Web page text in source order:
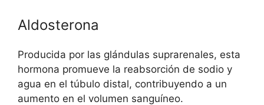
Aldosterona
Producida por las glándulas suprarenales, esta
hormona promueve la reabsorción de sodio y
agua en el túbulo distal, contribuyendo a un
aumento en el volumen sanguíneo.